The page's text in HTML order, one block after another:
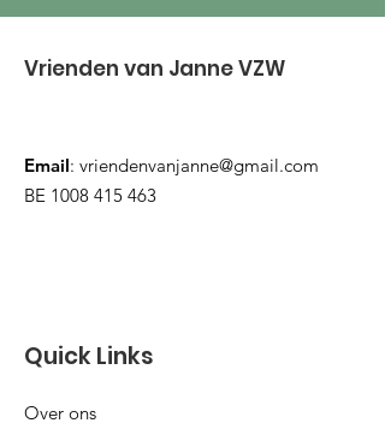
Vrienden van Janne VZW
Email: vriendenvanjanne@gmail.com
BE 1008 415 463
Quick Links
Over ons